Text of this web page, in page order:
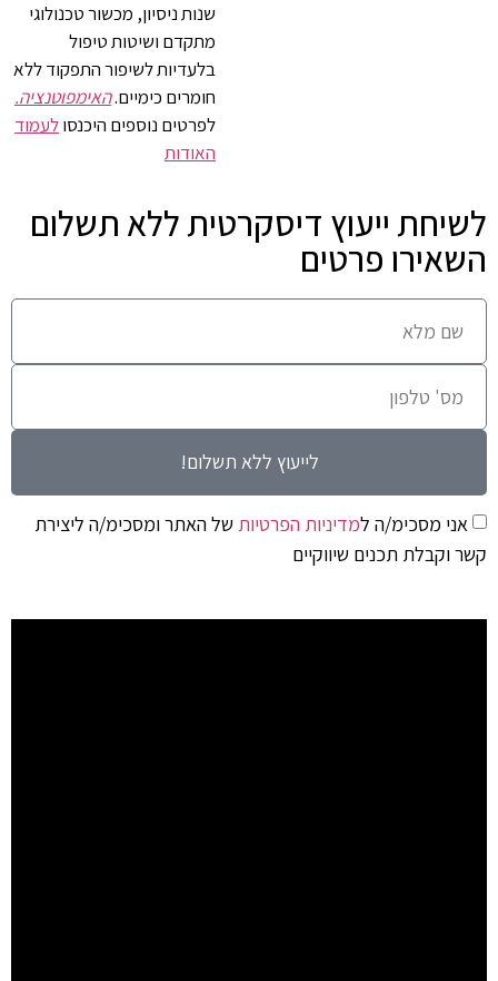
שנות ניסיון, מכשור טכנולוגי
מתקדם ושיטות טיפול
בלעדיות לשיפור התפקוד ללא
חומרים כימיים.האימפוטנציה.
לפרטים נוספים היכנסולעמוד
האודות
לשיחת ייעוץ דיסקרטית ללא תשלום
השאירו פרטים
אני מסכימ/ה למדיניות הפרטיות של האתר ומסכימ/ה ליצירת
קשר וקבלת תכנים שיווקיים
לייעוץ ללא תשלום!